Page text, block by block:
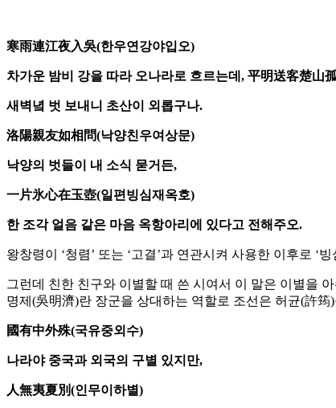
寒雨連江夜入吳(한우연강야입오)
차가운 밤비 강을 따라 오나라로 흐르는데, 平明送客楚山
새벽녘 벗 보내니 초산이 외롭구나.
洛陽親友如相問(낙양친우여상문)
낙양의 벗들이 내 소식 묻거든,
一片氷心在玉壺(일편빙심재옥호)
한 조각 얼음 같은 마음 옥항아리에 있다고 전해주오.
왕창령이 ‘청렴’ 또는 ‘고결’과 연관시켜 사용한 이후로
그런데 친한 친구와 이별할 때 쓴 시여서 이 말은 이별을
명제(吳明濟)란 장군을 상대하는 역할로 조선은 허균(許
國有中外殊(국유중외수)
나라야 중국과 외국의 구별 있지만,
人無夷夏別(인무이하별)